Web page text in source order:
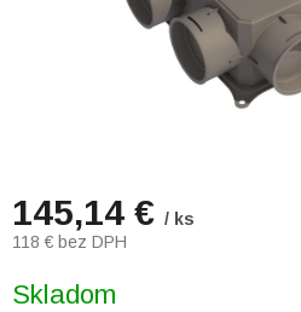
145,14 € / ks
118 € bez DPH
cena:
Skladom